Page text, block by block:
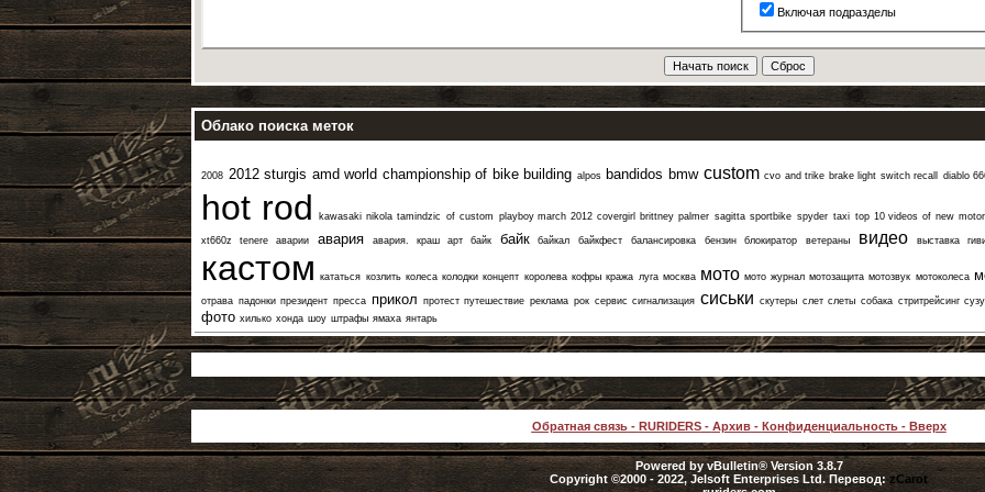
Включая подразделы
Облако поиска меток
2008 2012 sturgis amd world championship of bike building alpos bandidos bmw custom cvo and trike brake light switch recall diablo
hot rod kawasaki nikola tamindzic of custom playboy march 2012 covergirl brittney palmer sagitta sportbike spyder taxi top 10 videos of new
xt660z tenere аварии авария авария. краш арт байк байк байкал байкфест балансировка бензин блокиратор ветераны видео выставка
кастом кататься козлить колеса колодки концепт королева кофры кража луга москва мото мото журнал мотозащита мотозвук мотоколеса
отрава падонки президент пресса прикол протест путешествие реклама рок сервис сигнализация сиськи скутеры слет слеты собака стритрейсинг
фото хилько хонда шоу штрафы ямаха янтарь
Обратная связь- RURIDERS- Архив- Конфиденциальность- Вверх
Powered by vBulletin® Version 3.8.7
Copyright ©2000 - 2022, Jelsoft Enterprises Ltd. Перевод: zCarot